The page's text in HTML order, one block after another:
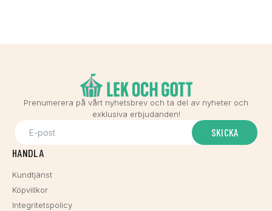
Prenumerera på vårt nyhetsbrev och ta del av nyheter och
exklusiva erbjudanden!
SKICKA
HANDLA
Kundtjänst
Köpvillkor
Integritetspolicy